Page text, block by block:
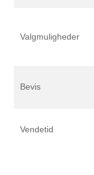
Valgmuligheder
Bevis
Vendetid